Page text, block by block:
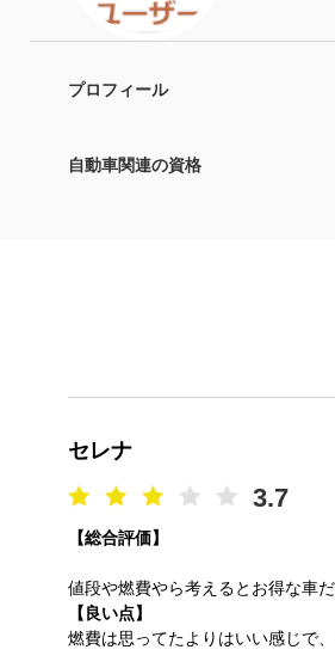
プロフィール
自動車関連の資格
セレナ
3.7
【総合評価】
値段や燃費やら考えるとお得な車
【良い点】
燃費は思ってたよりはいい感じで